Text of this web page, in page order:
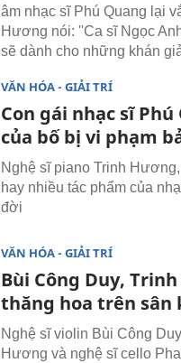
âm nhạc sĩ Phú Quang lại
Hương nói: ''Ca sĩ Ngọc
sẽ dành cho những khán
VĂN HÓA - GIẢI TRÍ
Con gái nhạc sĩ
của bố bị vi phạm
Nghệ sĩ piano Trinh
hay nhiều tác phẩm của
đời
VĂN HÓA - GIẢI TRÍ
Bùi Công Duy,
thăng hoa trên sân
Nghệ sĩ violin Bùi Công
Hương và nghệ sĩ cello